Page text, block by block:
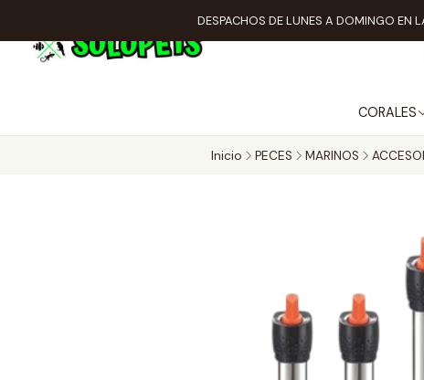
CORALES
DESPACHOS DE LUNES A DOMINGO EN
Inicio PECES MARINOS